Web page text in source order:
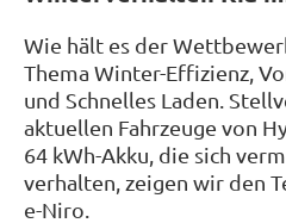
Wie hält es der
Thema Winter-Effizienz,
und Schnelles Laden.
aktuellen Fahrzeuge von
64 kWh-Akku, die sich
verhalten, zeigen wir den
e-Niro.